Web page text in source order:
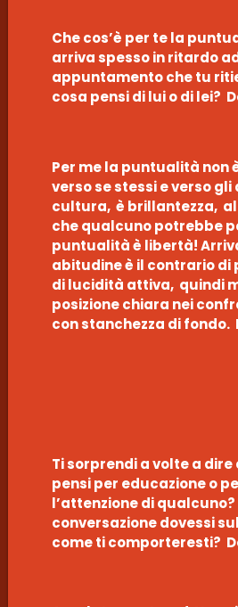
Che cos’è per te la
arriva spesso in ritardo
appuntamento che tu
cosa pensi di lui o di lei?
Per me la puntualità non
verso se stessi e verso
cultura, è brillantezza,
che qualcuno potrebbe
puntualità è libertà!
abitudine è il contrario di
di lucidità attiva, quindi
posizione chiara nei
con stanchezza di fondo.
Ti sorprendi a volte a dire
pensi per educazione o
l’attenzione di
conversazione dovessi
come ti comporteresti?